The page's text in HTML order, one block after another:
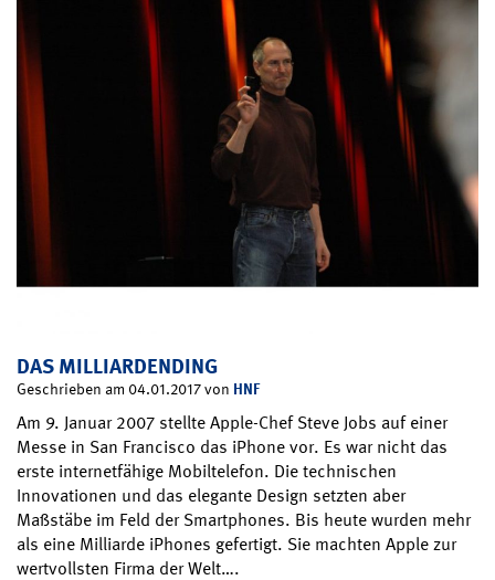
DAS MILLIARDENDING
Geschrieben am 04.01.2017 von HNF
Am 9. Januar 2007 stellte Apple-Chef Steve Jobs auf einer
Messe in San Francisco das iPhone vor. Es war nicht das
erste internetfähige Mobiltelefon. Die technischen
Innovationen und das elegante Design setzten aber
Maßstäbe im Feld der Smartphones. Bis heute wurden mehr
als eine Milliarde iPhones gefertigt. Sie machten Apple zur
wertvollsten Firma der Welt….